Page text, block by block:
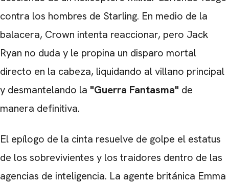
contra los hombres de Starling. En medio de la
balacera, Crown intenta reaccionar, pero Jack
Ryan no duda y le propina un disparo mortal
directo en la cabeza, liquidando al villano principal
y desmantelando la "Guerra Fantasma" de
manera definitiva.
El epílogo de la cinta resuelve de golpe el estatus
de los sobrevivientes y los traidores dentro de las
agencias de inteligencia. La agente británica Emma
CARREGANDO PUBLICIDADE